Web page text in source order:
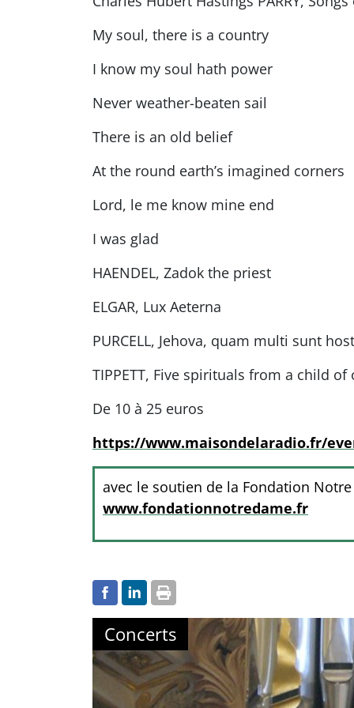
My soul, there is a country
I know my soul hath power
Never weather-beaten sail
There is an old belief
At the round earth’s imagined corners
Lord, le me know mine end
I was glad
HAENDEL, Zadok the priest
ELGAR, Lux Aeterna
PURCELL, Jehova, quam multi sunt
TIPPETT, Five spirituals from a child
De 10 à 25 euros
https://www.maisondelaradio.fr/
avec le soutien de la Fondation
www.fondationnotredame.fr
Concerts